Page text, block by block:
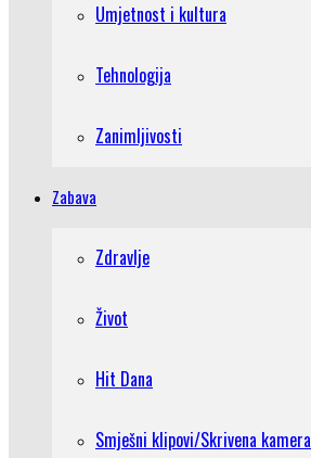
Umjetnost i kultura
Tehnologija
Zanimljivosti
Zabava
Zdravlje
Život
Hit Dana
Smješni klipovi/Skrivena kamera